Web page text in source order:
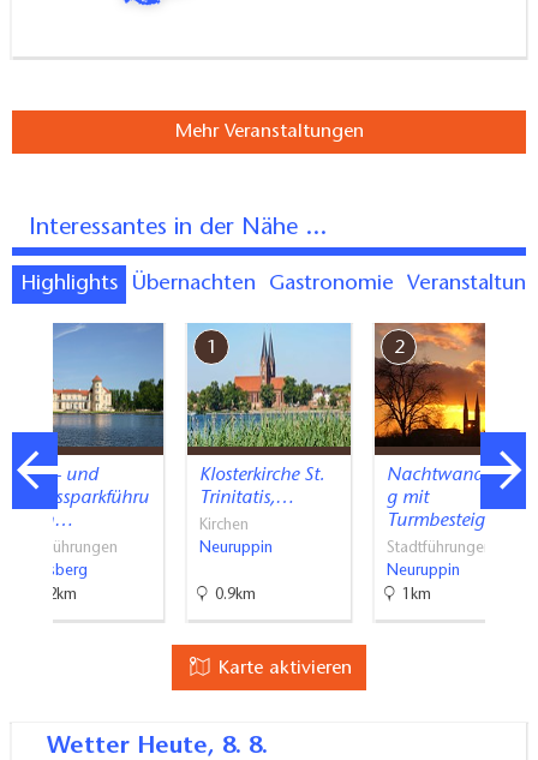
Mehr Veranstaltungen
Interessantes in der Nähe ...
Highlights Übernachten Gastronomie
Stadt- und
Schlossparkführu
ng in…
Stadtführungen
Rheinsberg
21.2km
1
Klosterkirche St.
Trinitatis,…
Kirchen
Neuruppin
0.9km
2
Nachtwanderun
g mit
Turmbesteigung
Stadtführungen
Neuruppin
1km
Karte aktivieren
Wetter Heute, 8. 8.